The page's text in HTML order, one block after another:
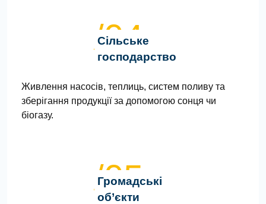
/04
Сільське
господарство
Живлення насосів, теплиць, систем поливу та
зберігання продукції за допомогою сонця чи
біогазу.
/05
Громадські
об’єкти